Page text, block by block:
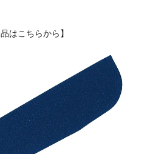
はこちらから】